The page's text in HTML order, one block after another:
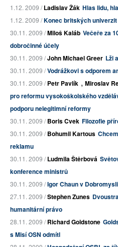
1.12. 2009 /Ladislav Žák Hlas lidu,
1.12. 2009 /Konec britských
30.11. 2009 /Miloš Kaláb Večeře za
dobročinné účely
30.11. 2009 /John Michael Greer Lži
30.11. 2009 /Vodrážkovi s odporem
30.11. 2009 /Petr Pavlík , Miroslav
pro reformu vysokoškolského
podporu nelegitimní reformy
30.11. 2009 /Boris Cvek Filozofie
30.11. 2009 /Bohumil Kartous
reklamu
30.11. 2009 /Ludmila Štěrbová
konference ministrů
30.11. 2009 /Igor Chaun v Dobromysli
27.11. 2009 /Stephen Zunes
humanitární právo
28.11. 2009 /Richard Goldstone
s Misí OSN odmítl